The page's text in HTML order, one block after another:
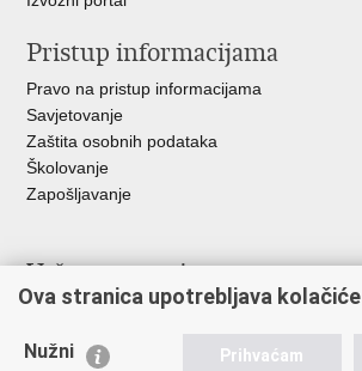
Pristup informacijama
Pravo na pristup informacijama
Savjetovanje
Zaštita osobnih podataka
Školovanje
Zapošljavanje
Važne poveznice
Ministarstvo unutarnjih poslova
Udruge
Ova stranica upotrebljava kolačiće
Nužni Prihvaćam